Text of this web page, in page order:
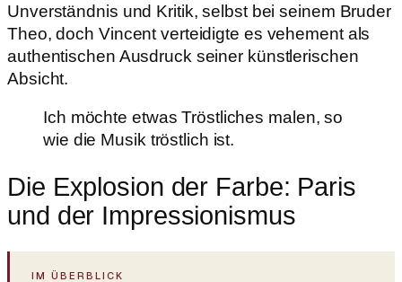
Unverständnis und Kritik, selbst bei seinem Bruder
Theo, doch Vincent verteidigte es vehement als
authentischen Ausdruck seiner künstlerischen
Absicht.
Ich möchte etwas Tröstliches malen, so
wie die Musik tröstlich ist.
Die Explosion der Farbe: Paris
und der Impressionismus